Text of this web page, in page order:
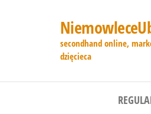
secondhand online,
dzięcieca